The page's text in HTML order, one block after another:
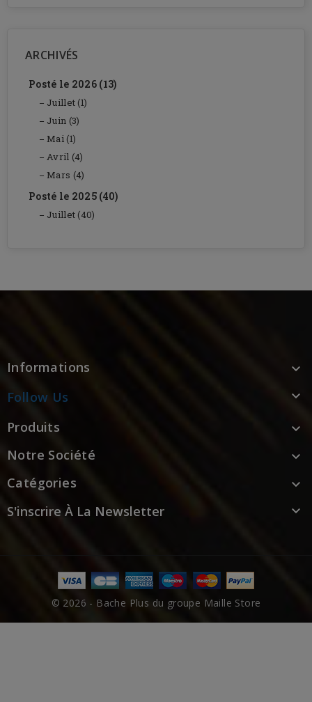
ARCHIVÉS
Posté le 2026 (13)
Juillet (1)
Juin (3)
Mai (1)
Avril (4)
Mars (4)
Posté le 2025 (40)
Juillet (40)
Informations

Follow Us

Produits

Notre Société

Catégories

S'inscrire À La Newsletter

© 2026 - Bache Plus du groupe Maille Store